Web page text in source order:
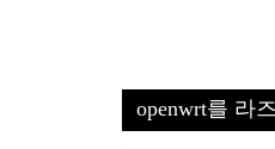
openwrt를 라